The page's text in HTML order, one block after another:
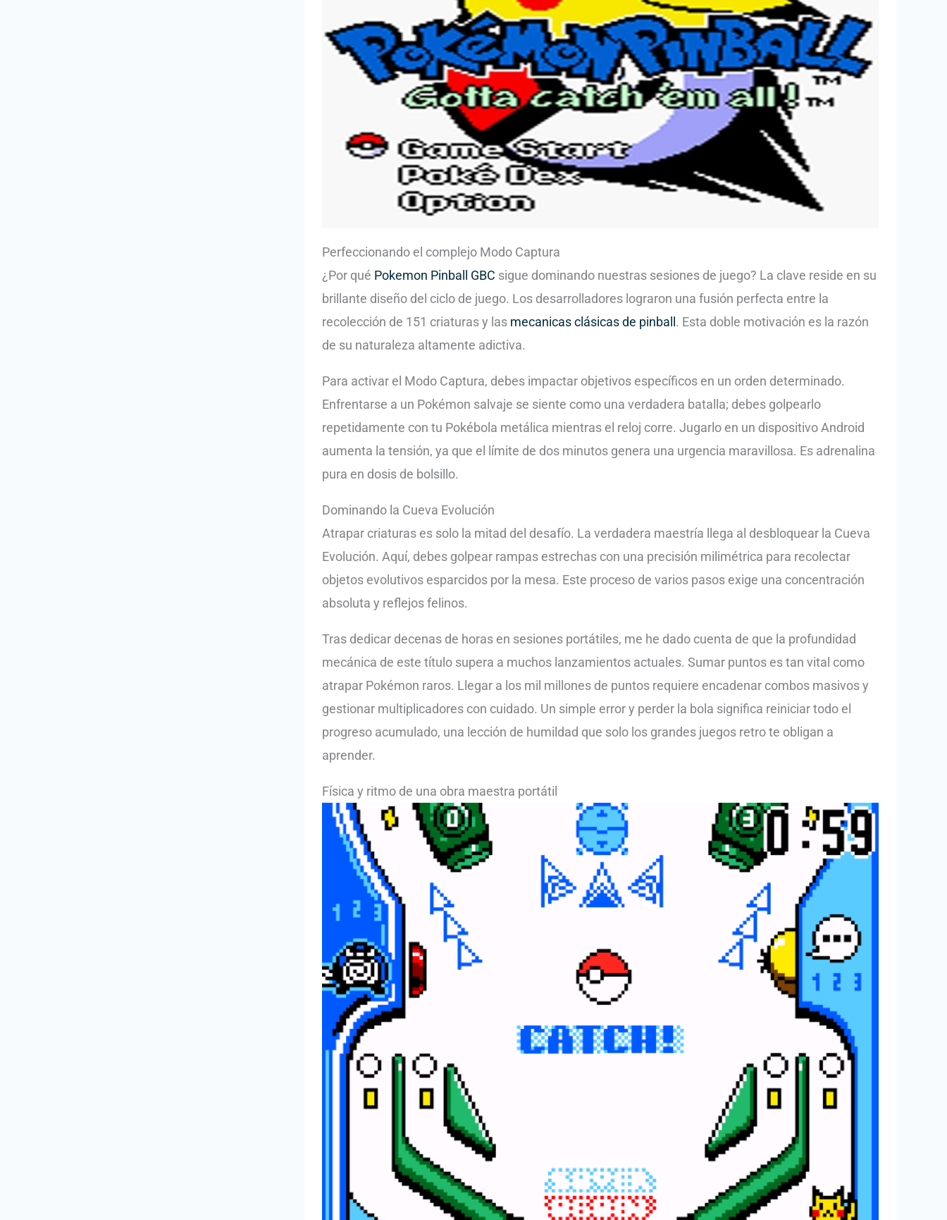
Perfeccionando el complejo Modo Captura
¿Por qué Pokemon Pinball GBC sigue dominando nuestras sesiones de juego? La clave reside en su
brillante diseño del ciclo de juego. Los desarrolladores lograron una fusión perfecta entre la
recolección de 151 criaturas y las mecanicas clásicas de pinball . Esta doble motivación es la razón
de su naturaleza altamente adictiva.
Para activar el Modo Captura, debes impactar objetivos específicos en un orden determinado.
Enfrentarse a un Pokémon salvaje se siente como una verdadera batalla; debes golpearlo
repetidamente con tu Pokébola metálica mientras el reloj corre. Jugarlo en un dispositivo Android
aumenta la tensión, ya que el límite de dos minutos genera una urgencia maravillosa. Es adrenalina
pura en dosis de bolsillo.
Dominando la Cueva Evolución
Atrapar criaturas es solo la mitad del desafío. La verdadera maestría llega al desbloquear la Cueva
Evolución. Aquí, debes golpear rampas estrechas con una precisión milimétrica para recolectar
objetos evolutivos esparcidos por la mesa. Este proceso de varios pasos exige una concentración
absoluta y reflejos felinos.
Tras dedicar decenas de horas en sesiones portátiles, me he dado cuenta de que la profundidad
mecánica de este título supera a muchos lanzamientos actuales. Sumar puntos es tan vital como
atrapar Pokémon raros. Llegar a los mil millones de puntos requiere encadenar combos masivos y
gestionar multiplicadores con cuidado. Un simple error y perder la bola significa reiniciar todo el
progreso acumulado, una lección de humildad que solo los grandes juegos retro te obligan a
aprender.
Física y ritmo de una obra maestra portátil